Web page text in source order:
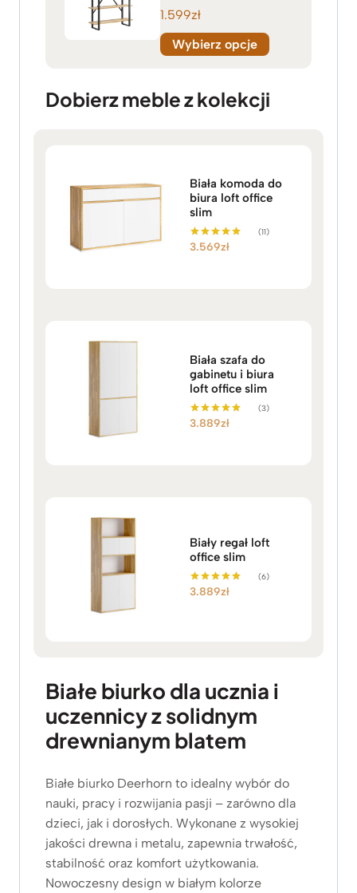
1.599zł
Wybierz opcje
Dobierz meble z kolekcji
Biała komoda do
biura loft office
slim
Oceniono
(11)
3.569zł
Biała szafa do
gabinetu i biura
loft office slim
Oceniono
(3)
3.889zł
Biały regał loft
office slim
Oceniono
(6)
3.889zł
Białe biurko dla ucznia i
uczennicy z solidnym
drewnianym blatem
Białe biurko Deerhorn to idealny wybór do
nauki, pracy i rozwijania pasji – zarówno dla
dzieci, jak i dorosłych. Wykonane z wysokiej
jakości drewna i metalu, zapewnia trwałość,
stabilność oraz komfort użytkowania.
Nowoczesny design w białym kolorze